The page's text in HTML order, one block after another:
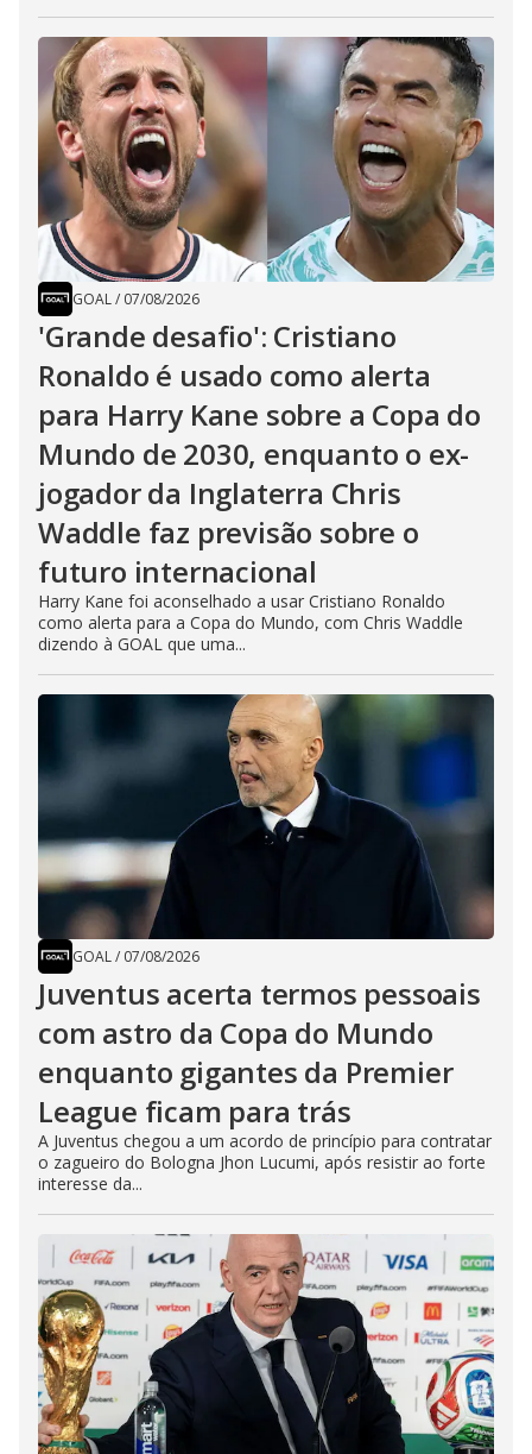
GOAL/ 07/08/2026
'Grande desafio': Cristiano
Ronaldo é usado como alerta
para Harry Kane sobre a Copa do
Mundo de 2030, enquanto o ex-
jogador da Inglaterra Chris
Waddle faz previsão sobre o
futuro internacional
Harry Kane foi aconselhado a usar Cristiano Ronaldo
como alerta para a Copa do Mundo, com Chris Waddle
dizendo à GOAL que uma...
GOAL/ 07/08/2026
Juventus acerta termos pessoais
com astro da Copa do Mundo
enquanto gigantes da Premier
League ficam para trás
A Juventus chegou a um acordo de princípio para contratar
o zagueiro do Bologna Jhon Lucumi, após resistir ao forte
interesse da...